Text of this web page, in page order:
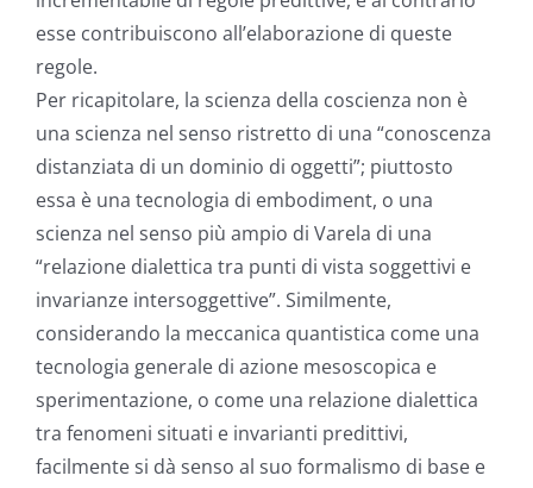
esse contribuiscono all’elaborazione di queste
regole.
Per ricapitolare, la scienza della coscienza non è
una scienza nel senso ristretto di una “conoscenza
distanziata di un dominio di oggetti”; piuttosto
essa è una tecnologia di embodiment, o una
scienza nel senso più ampio di Varela di una
“relazione dialettica tra punti di vista soggettivi e
invarianze intersoggettive”. Similmente,
considerando la meccanica quantistica come una
tecnologia generale di azione mesoscopica e
sperimentazione, o come una relazione dialettica
tra fenomeni situati e invarianti predittivi,
facilmente si dà senso al suo formalismo di base e